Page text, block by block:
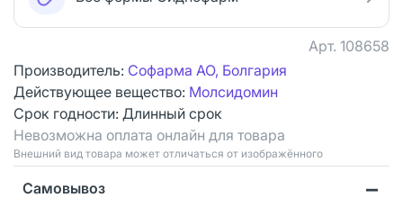
Арт. 108658
Производитель: Софарма АО, Болгария
Действующее вещество: Молсидомин
Срок годности: Длинный срок
Невозможна оплата онлайн для товара
Bнешний вид товара может отличаться от изображённого
Самовывоз